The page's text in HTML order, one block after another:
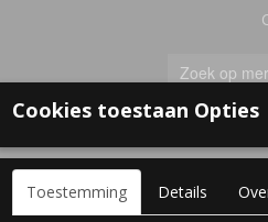
PONCHO'S VOOR KINDEREN
en poncho's voor kinderen
Cookies toestaan Opties
Toestemming Details